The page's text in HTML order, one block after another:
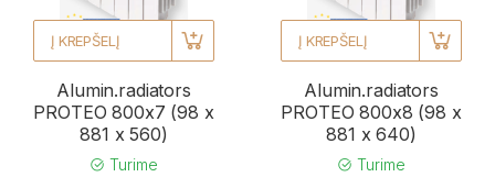
Į KREPŠELĮ
Alumin.radiators
PROTEO 800x7 (98 x
881 x 560)
Turime
Į KREPŠELĮ
Alumin.radiators
PROTEO 800x8 (98 x
881 x 640)
Turime